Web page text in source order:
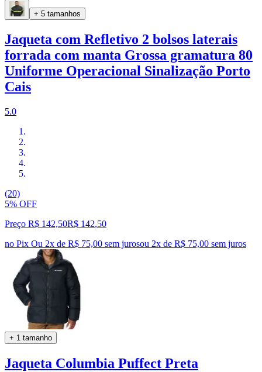
+ 5 tamanhos
Jaqueta com Refletivo 2 bolsos laterais
forrada com manta Grossa gramatura 80
Uniforme Operacional Sinalização Porto
Cais
5.0
(20)
5% OFF
Preço R$ 142,50R$ 142,50
no Pix Ou 2x de R$ 75,00 sem jurosou 2x de R$ 75,00 sem juros
+ 1 tamanho
Jaqueta Columbia Puffect Preta